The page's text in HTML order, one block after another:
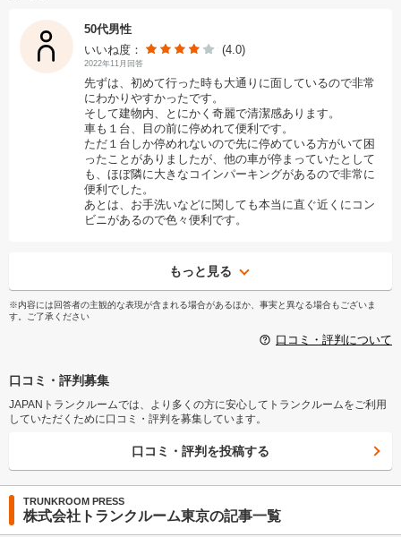
50代男性
いいね度：
(4.0)
2022年11月回答
先ずは、初めて行った時も大通りに面しているので非常
にわかりやすかったです。
そして建物内、とにかく奇麗で清潔感あります。
車も１台、目の前に停めれて便利です。
ただ１台しか停めれないので先に停めている方がいて困
ったことがありましたが、他の車が停まっていたとして
も、ほぼ隣に大きなコインパーキングがあるので非常に
便利でした。
あとは、お手洗いなどに関しても本当に直ぐ近くにコン
ビニがあるので色々便利です。
もっと見る
※内容には回答者の主観的な表現が含まれる場合があるほか、事実と異なる場合もございま
す。ご了承ください
口コミ・評判について
口コミ・評判募集
JAPANトランクルームでは、より多くの方に安心してトランクルームをご利用
していただくために口コミ・評判を募集しています。
口コミ・評判を投稿する
TRUNKROOM PRESS
株式会社トランクルーム東京の記事一覧